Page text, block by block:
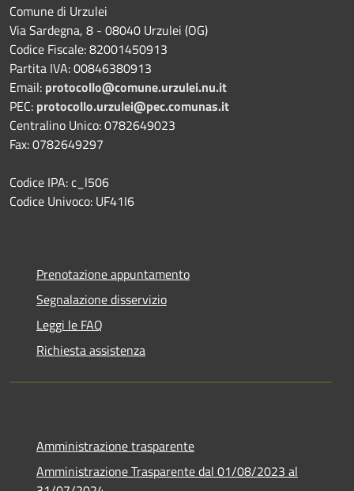
Comune di Urzulei
Via Sardegna, 8 - 08040 Urzulei (OG)
Codice Fiscale: 82001450913
Partita IVA: 00846380913
Email: protocollo@comune.urzulei.nu.it
PEC: protocollo.urzulei@pec.comunas.it
Centralino Unico: 0782649023
Fax: 0782649297
Codice IPA: c_l506
Codice Univoco: UF41I6
Prenotazione appuntamento
Segnalazione disservizio
Leggi le FAQ
Richiesta assistenza
Amministrazione trasparente
Amministrazione Trasparente dal 01/08/2023 al